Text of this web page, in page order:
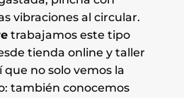
vibraciones al circular.
trabajamos este tipo
tienda online y taller
que no solo vemos la
también conocemos